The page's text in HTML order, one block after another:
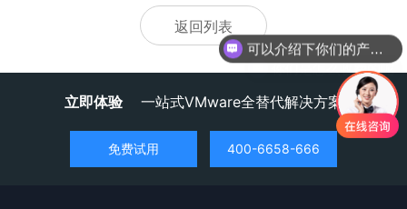
返回列表
立即体验 一站式VMware全替代解决方案
免费试用 400-6658-666
可以介绍下你们的产品么
你们是怎么收费的呢